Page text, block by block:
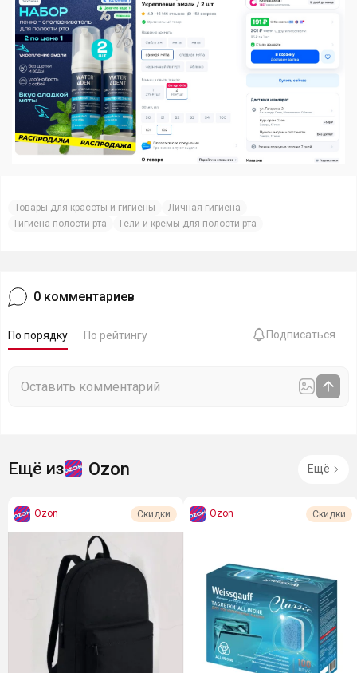
Товары для красоты и гигиены
Личная гигиена
Гигиена полости рта
Гели и кремы для полости рта
0 комментариев
По порядку По рейтингу Подписаться
Ещё из Ozon Ещё
Ozon Скидки Ozon Скидки